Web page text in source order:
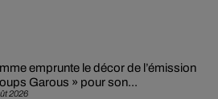
2026
emprunte le décor de l’émission
Garous » pour son...